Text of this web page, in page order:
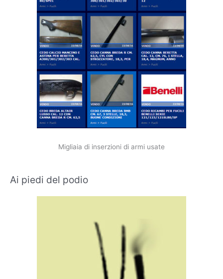
Migliaia di inserzioni di armi usate
Ai piedi del podio